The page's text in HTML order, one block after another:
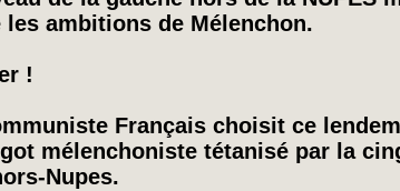
ambitions de Mélenchon.
!
Français choisit ce
mélenchoniste tétanisé par la
Nupes.